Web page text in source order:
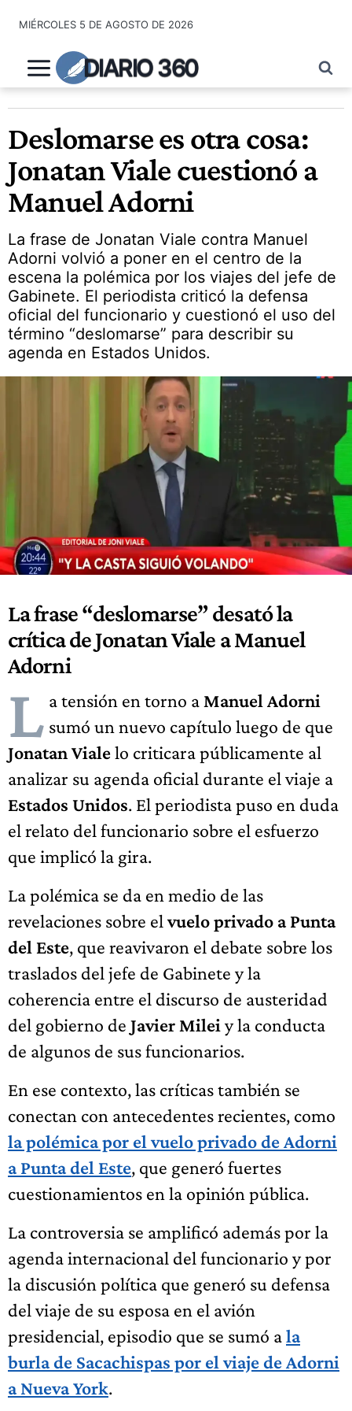
contenido
MIÉRCOLES 5 DE AGOSTO DE 2026
DIARIO 360
Deslomarse es otra cosa:
Jonatan Viale cuestionó a
Manuel Adorni
La frase de Jonatan Viale contra Manuel
Adorni volvió a poner en el centro de la
escena la polémica por los viajes del jefe de
Gabinete. El periodista criticó la defensa
oficial del funcionario y cuestionó el uso del
término “deslomarse” para describir su
agenda en Estados Unidos.
La frase “deslomarse” desató la
crítica de Jonatan Viale a Manuel
Adorni
L a tensión en torno a Manuel Adorni
sumó un nuevo capítulo luego de que
Jonatan Vialelo criticara públicamente al
analizar su agenda oficial durante el viaje a
Estados Unidos. El periodista puso en duda
el relato del funcionario sobre el esfuerzo
que implicó la gira.
La polémica se da en medio de las
revelaciones sobre elvuelo privado a Punta
del Este, que reavivaron el debate sobre los
traslados del jefe de Gabinete y la
coherencia entre el discurso de austeridad
del gobierno de Javier Milei y la conducta
de algunos de sus funcionarios.
En ese contexto, las críticas también se
conectan con antecedentes recientes, como
la polémica por el vuelo privado de Adorni
a Punta del Este, que generó fuertes
cuestionamientos en la opinión pública.
La controversia se amplificó además por la
agenda internacional del funcionario y por
la discusión política que generó su defensa
del viaje de su esposa en el avión
presidencial, episodio que se sumó ala
burla de Sacachispas por el viaje de Adorni
a Nueva York.